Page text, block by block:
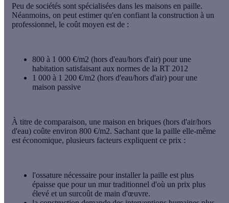
Peu de sociétés sont spécialisées dans les maisons en paille.
Néanmoins, on peut estimer qu'en confiant la construction à un
professionnel, le coût moyen est de :
800 à 1 000 €/m2 (hors d'eau/hors d'air) pour une
habitation satisfaisant aux normes de la RT 2012
1 000 à 1 200 €/m2 (hors d'eau/hors d'air) pour une
maison passive
À titre de comparaison, une maison en briques (hors d'air/hors
d'eau) coûte environ 800 €/m2. Sachant que la paille elle-même
est économique, plusieurs facteurs expliquent ce prix :
l'ossature nécessaire pour installer la paille est plus
épaisse que pour un mur traditionnel d'où un prix plus
élevé et un surcoût de main d'œuvre.